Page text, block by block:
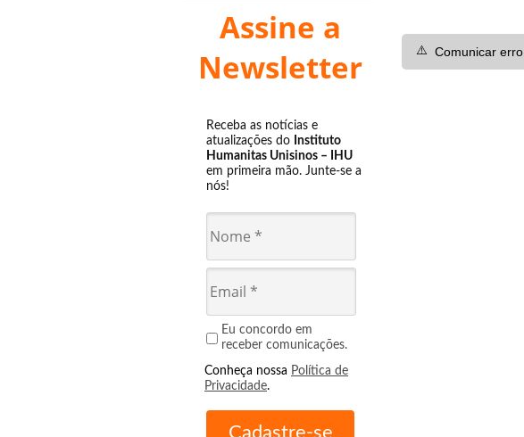
Assine a
Newsletter
Receba as notícias e
atualizações do Instituto
Humanitas Unisinos – IHU
em primeira mão. Junte-se a
nós!
Eu concordo em
receber comunicações.
Conheça nossa Política de
Privacidade.
⚠️ Comunicar erro